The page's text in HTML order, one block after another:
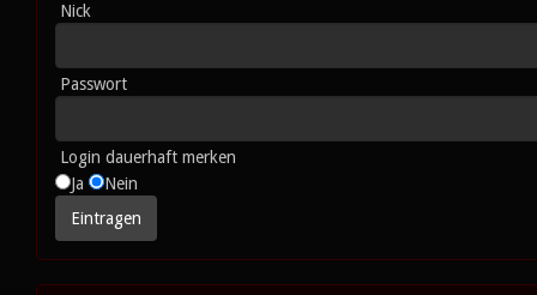
Nick
Passwort
Login dauerhaft merken
Ja
Nein